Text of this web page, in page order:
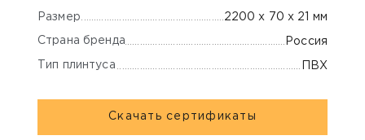
Размер 2200 х 70 х 21 мм
Страна бренда Россия
Тип плинтуса ПВХ
Скачать сертификаты